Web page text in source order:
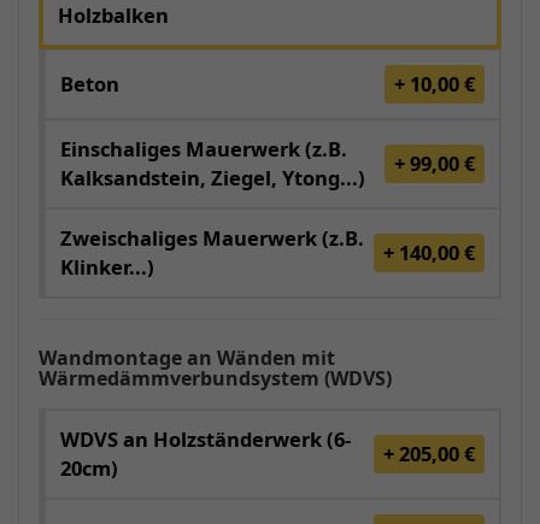
Holzbalken
Beton + 10,00 €
Einschaliges Mauerwerk (z.B.
Kalksandstein, Ziegel, Ytong...)
+ 99,00 €
Zweischaliges Mauerwerk (z.B.
Klinker...)
+ 140,00 €
Wandmontage an Wänden mit
Wärmedämmverbundsystem (WDVS)
WDVS an Holzständerwerk (6-
20cm)
+ 205,00 €